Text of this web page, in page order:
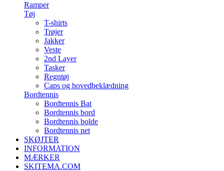
Ramper
Tøj
T-shirts
Trøjer
Jakker
Veste
2nd Layer
Tasker
Regntøj
Caps og hovedbeklædning
Bordtennis
Bordtennis Bat
Bordtennis bord
Bordtennis bolde
Bordtennis net
SKØJTER
INFORMATION
MÆRKER
SKITEMA.COM